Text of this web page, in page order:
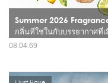
Summer 2026
กลิ่นที่ใช่ในกับบรรยากาศที่เ
หน้าร้อนไม่ได้เป็นแค่เรื่องของอุ
แสง สี และตัวตนของเราเอง ร
08.04.69